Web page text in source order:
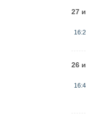
27
26